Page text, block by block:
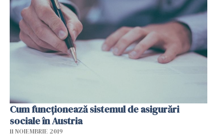
Cum funcționează sistemul de asigurări
sociale în Austria
11 NOIEMBRIE 2019